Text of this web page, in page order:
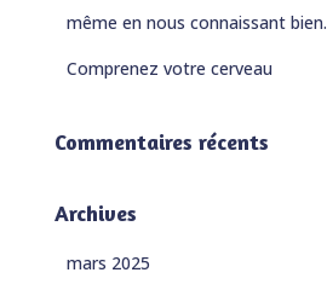
même en nous connaissant bien.
Comprenez votre cerveau
Commentaires récents
Archives
mars 2025